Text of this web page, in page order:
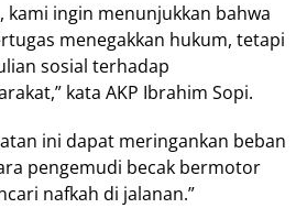
kami ingin menunjukkan bahwa
menegakkan hukum, tetapi
sosial terhadap
kata AKP Ibrahim Sopi.
ini dapat meringankan beban
pengemudi becak bermotor
nafkah di jalanan.”